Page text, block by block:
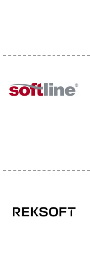
Кадры
CIO/Управление ИТ